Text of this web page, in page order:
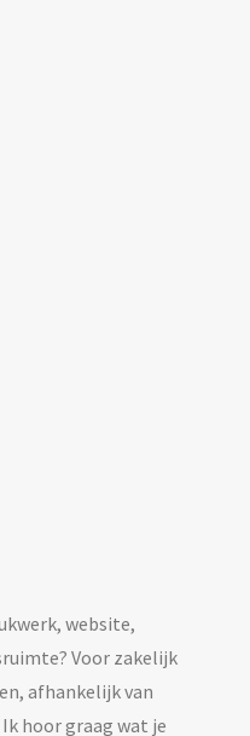
website,
Voor zakelijk
afhankelijk van
hoor graag wat je